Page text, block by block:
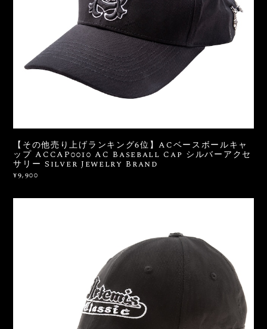
【その他売り上げランキング6位】ACベースボールキャ
ップ ACCAP0010 AC Baseball Cap シルバーアクセ
サリー Silver Jewelry Brand
¥9,900